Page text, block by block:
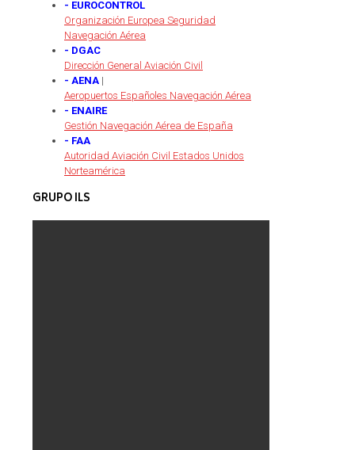
- EUROCONTROL
Organización Europea Seguridad
Navegación Aérea
- DGAC
Dirección General Aviación Civil
- AENA |
Aeropuertos Españoles Navegación Aérea
- ENAIRE
Gestión Navegación Aérea de España
- FAA
Autoridad Aviación Civil Estados Unidos
Norteamérica
GRUPO ILS